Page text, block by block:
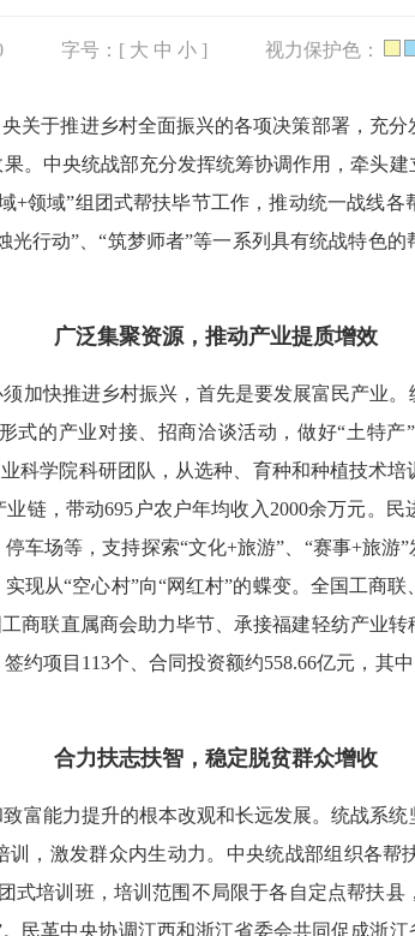
字号：[ 大 中 小 ] 视力保护色：
关于推进乡村全面振兴的各项决策部署，充
。中央统战部充分发挥统筹协调作用，牵头
+领域”组团式帮扶毕节工作，推动统一战线各
光行动”、“筑梦师者”等一系列具有统战特色
广泛集聚资源，推动产业提质增效
加快推进乡村振兴，首先是要发展富民产业
式的产业对接、招商洽谈活动，做好“土特
科学院科研团队，从选种、育种和种植技术
链，带动695户农户年均收入2000余万元。
车场等，支持探索“文化+旅游”、“赛事+旅游
现从“空心村”向“网红村”的蝶变。全国工商
商联直属商会助力毕节、承接福建轻纺产业
约项目113个、合同投资额约558.66亿元，其
合力扶志扶智，稳定脱贫群众增收
富能力提升的根本改观和长远发展。统战系
，激发群众内生动力。中央统战部组织各帮
式培训班，培训范围不局限于各自定点帮扶
民革中央协调江西和浙江省委会共同促成浙